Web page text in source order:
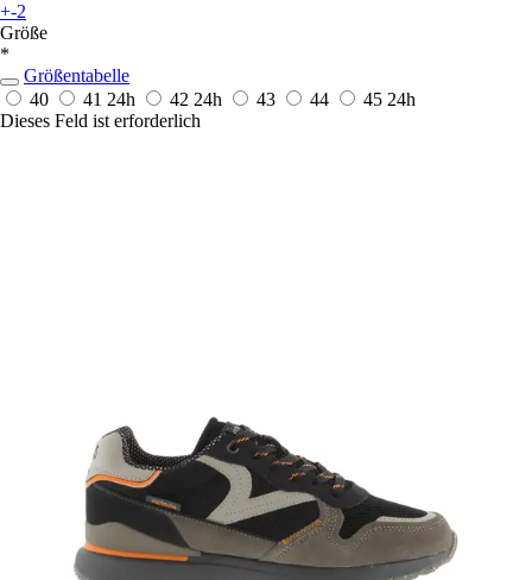
+-2
Größe
*
Größentabelle
40
41 24h 42 24h 43 44 45 24h
Dieses Feld ist erforderlich